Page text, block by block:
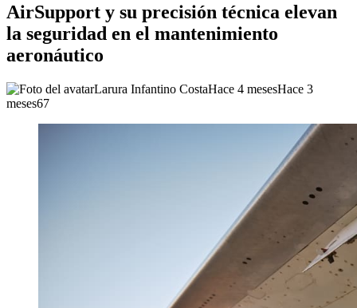
AirSupport y su precisión técnica elevan
la seguridad en el mantenimiento
aeronáutico
Larura Infantino CostaHace 4 mesesHace 3
meses67